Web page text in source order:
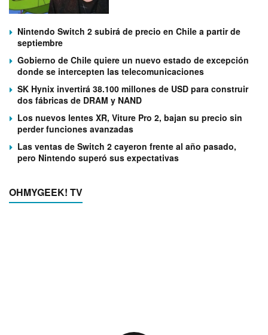
Nintendo Switch 2 subirá de precio en Chile a partir de
septiembre
Gobierno de Chile quiere un nuevo estado de excepción
donde se intercepten las telecomunicaciones
SK Hynix invertirá 38.100 millones de USD para construir
dos fábricas de DRAM y NAND
Los nuevos lentes XR, Viture Pro 2, bajan su precio sin
perder funciones avanzadas
Las ventas de Switch 2 cayeron frente al año pasado,
pero Nintendo superó sus expectativas
OHMYGEEK! TV